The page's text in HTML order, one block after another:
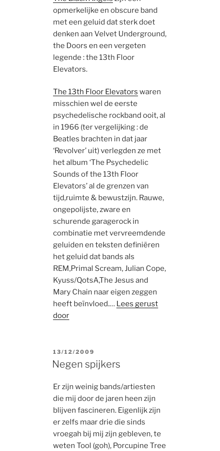
opmerkelijke en obscure band
met een geluid dat sterk doet
denken aan Velvet Underground,
the Doors en een vergeten
legende : the 13th Floor
Elevators.
The 13th Floor Elevators waren
misschien wel de eerste
psychedelische rockband ooit, al
in 1966 (ter vergelijking : de
Beatles brachten in dat jaar
‘Revolver’ uit) verlegden ze met
het album ‘The Psychedelic
Sounds of the 13th Floor
Elevators’ al de grenzen van
tijd,ruimte & bewustzijn. Rauwe,
ongepolijste, zware en
schurende garagerock in
combinatie met vervreemdende
geluiden en teksten definiëren
het geluid dat bands als
REM,Primal Scream, Julian Cope,
Kyuss/QotsA,The Jesus and
Mary Chain naar eigen zeggen
heeft beïnvloed.… Lees gerust
door
POSTED
ON
13/12/2009
Negen spijkers
Er zijn weinig bands/artiesten
die mij door de jaren heen zijn
blijven fascineren. Eigenlijk zijn
er zelfs maar drie die sinds
vroegah bij mij zijn gebleven, te
weten Tool (goh), Porcupine Tree